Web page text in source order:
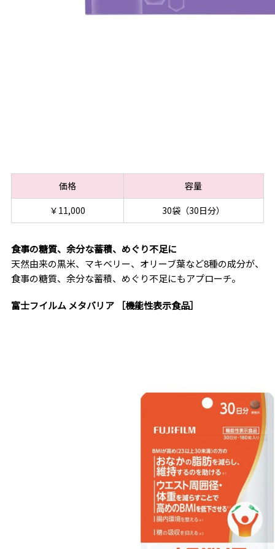
価格
容量
￥11,000
30袋（30日分）
食事の糖質、余分な蓄積、めぐり不足に
天然由来の黒米、マキベリー、オリーブ葉など8種の成分が、
食事の糖質、余分な蓄積、めぐり不足にもアプローチ。
富士フイルム メタバリア ［機能性表示食品］